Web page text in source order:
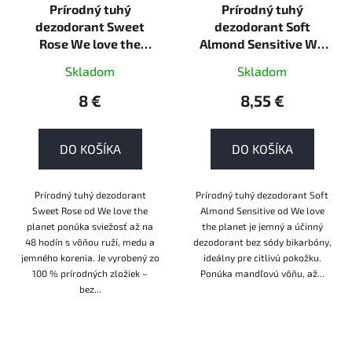
Prírodný tuhý
dezodorant Sweet
Rose We love the
Skladom
8 €
DO KOŠÍKA
Prírodný tuhý dezodorant
Sweet Rose od We love the
planet ponúka sviežosť až na
48 hodín s vôňou ruží, medu a
jemného korenia. Je vyrobený zo
100 % prírodných zložiek –
bez...
Prírodný tuhý
dezodorant Soft
Almond Sensitive We
tuhá
Skladom
8,55 €
DO KOŠÍKA
Prírodný tuhý dezodorant Soft
Almond Sensitive od We love
the planet je jemný a účinný
dezodorant bez sódy bikarbóny,
ideálny pre citlivú pokožku.
Ponúka mandľovú vôňu, až...